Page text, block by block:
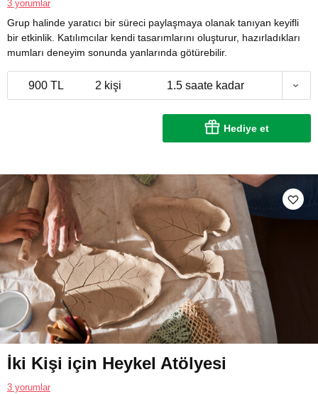
3 yorumlar
Grup halinde yaratıcı bir süreci paylaşmaya olanak tanıyan keyifli
bir etkinlik. Katılımcılar kendi tasarımlarını oluşturur, hazırladıkları
mumları deneyim sonunda yanlarında götürebilir.
900 TL 2 kişi 1.5 saate kadar
Hediye et
İki Kişi için Heykel Atölyesi
3 yorumlar